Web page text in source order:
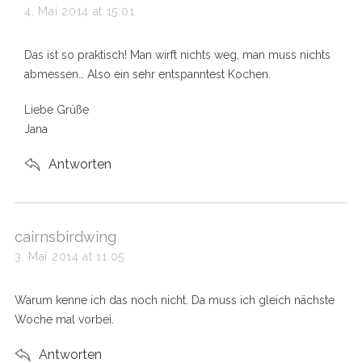
a
s
:
4. Mai 2014 at 15:01
Das ist so praktisch! Man wirft nichts weg, man muss nichts
abmessen… Also ein sehr entspanntest Kochen.
Liebe Grüße
Jana
Antworten
s
a
s
:
cairnsbirdwing
3. Mai 2014 at 11:05
Warum kenne ich das noch nicht. Da muss ich gleich nächste
Woche mal vorbei.
Antworten